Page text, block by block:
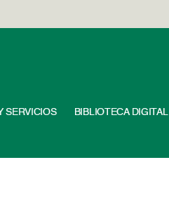
SERVICIOS BIBLIOTECA DIGITAL